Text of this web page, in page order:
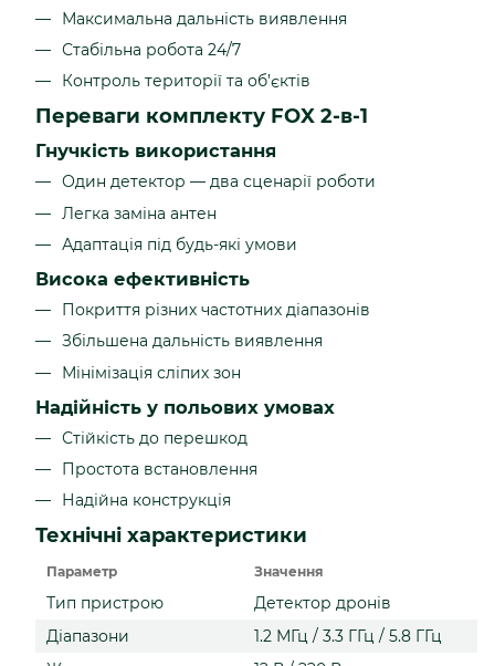
Максимальна дальність виявлення
Стабільна робота 24/7
Контроль території та об’єктів
Переваги комплекту FOX 2-в-1
Гнучкість використання
Один детектор — два сценарії роботи
Легка заміна антен
Адаптація під будь-які умови
Висока ефективність
Покриття різних частотних діапазонів
Збільшена дальність виявлення
Мінімізація сліпих зон
Надійність у польових умовах
Стійкість до перешкод
Простота встановлення
Надійна конструкція
Технічні характеристики
Параметр Значення
Тип пристрою
Детектор дронів
Діапазони
1.2 МГц / 3.3 ГГц / 5.8 ГГц